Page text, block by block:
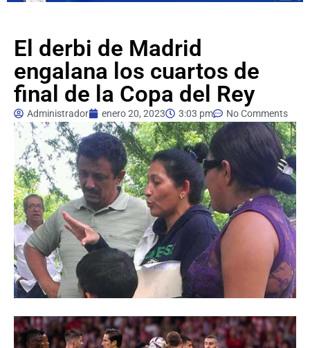
El derbi de Madrid
engalana los cuartos de
final de la Copa del Rey
Administrador enero 20, 2023 3:03 pm No Comments